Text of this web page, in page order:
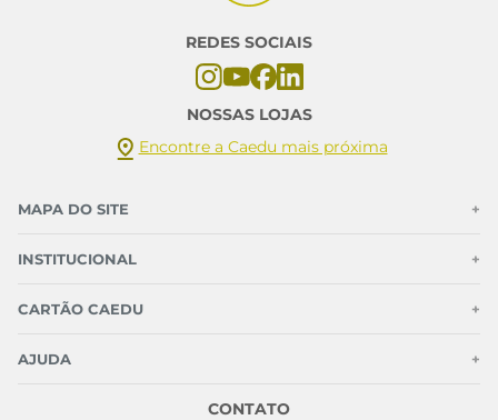
REDES SOCIAIS
NOSSAS LOJAS
Encontre a Caedu mais próxima
MAPA DO SITE +
INSTITUCIONAL +
CARTÃO CAEDU +
AJUDA +
CONTATO